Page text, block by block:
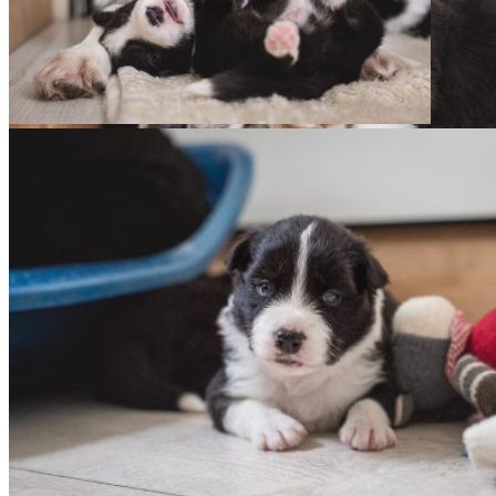
10|06|2019 – Neu­es aus dem Welpenzimmer
10|06|2019 – Neu­es aus dem Welpenzimmer
10|06|2019 – Neu­es aus dem Welpenzimmer